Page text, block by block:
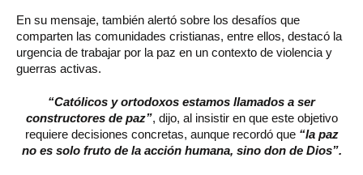
En su mensaje, también alertó sobre los desafíos que
comparten las comunidades cristianas, entre ellos, destacó la
urgencia de trabajar por la paz en un contexto de violencia y
guerras activas.
“Católicos y ortodoxos estamos llamados a ser
constructores de paz”, dijo, al insistir en que este objetivo
requiere decisiones concretas, aunque recordó que “la paz
no es solo fruto de la acción humana, sino don de Dios”.